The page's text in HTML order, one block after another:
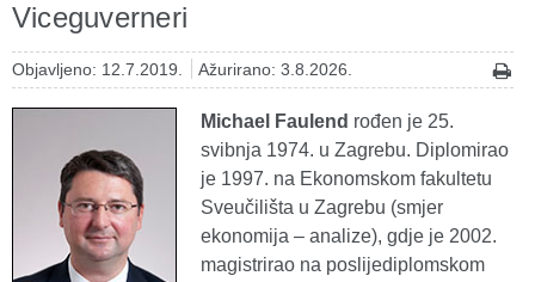
Viceguverneri
Objavljeno: 12.7.2019. Ažurirano: 3.8.2026.
Michael Faulend rođen je 25.
svibnja 1974. u Zagrebu. Diplomirao
je 1997. na Ekonomskom fakultetu
Sveučilišta u Zagrebu (smjer
ekonomija – analize), gdje je 2002.
magistrirao na poslijediplomskom